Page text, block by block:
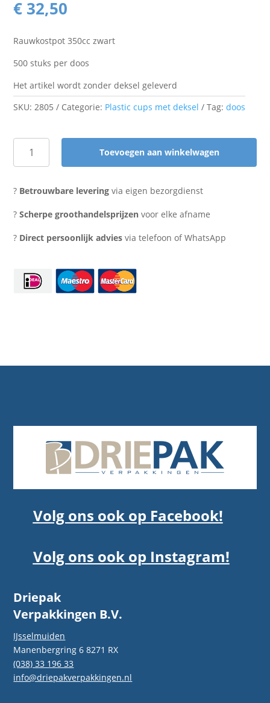
€ 32,50
Rauwkostpot 350cc zwart
500 stuks per doos
Het artikel wordt zonder deksel geleverd
SKU:2805 Categorie: Plastic cups met deksel Tag:doos
Rauwkostpot
zwart
stuks)
Toevoegen aan winkelwagen
? Betrouwbare levering via eigen bezorgdienst
?Scherpe groothandelsprijzen voor elke afname
? Direct persoonlijk advies via telefoon of WhatsApp
Volg ons ook op Facebook!
Volg ons ook op Instagram!
Driepak
Verpakkingen B.V.
IJsselmuiden
Manenbergring 6 8271 RX
(038) 33 196 33
info@driepakverpakkingen.nl